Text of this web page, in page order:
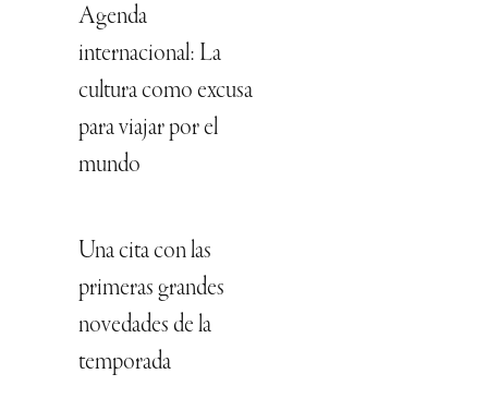
Agenda
internacional: La
cultura como excusa
para viajar por el
mundo
Una cita con las
primeras grandes
novedades de la
temporada